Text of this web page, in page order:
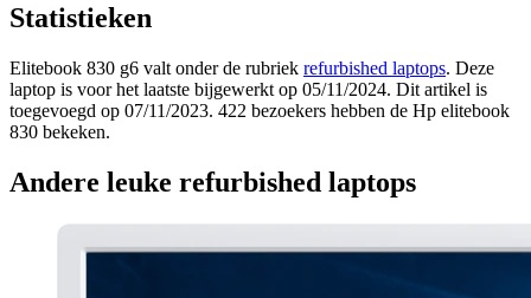
Statistieken
Elitebook 830 g6 valt onder de rubriek refurbished laptops. Deze
laptop is voor het laatste bijgewerkt op 05/11/2024. Dit artikel is
toegevoegd op 07/11/2023. 422 bezoekers hebben de Hp elitebook
830 bekeken.
Andere leuke refurbished laptops